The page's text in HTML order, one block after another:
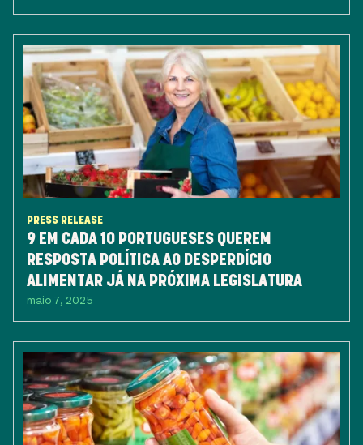
PRESS RELEASE
9 EM CADA 10 PORTUGUESES QUEREM
RESPOSTA POLÍTICA AO DESPERDÍCIO
ALIMENTAR JÁ NA PRÓXIMA LEGISLATURA
maio 7, 2025